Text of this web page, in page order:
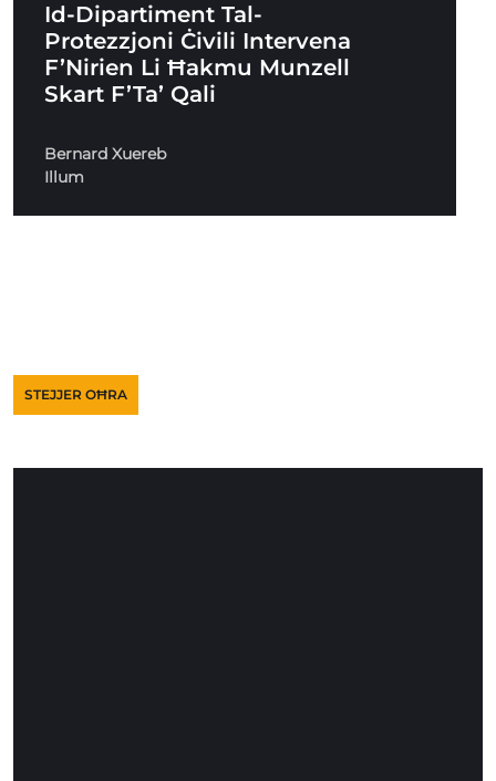
Id-Dipartiment Tal-
Protezzjoni Ċivili Intervena
F’Nirien Li Ħakmu Munzell
Skart F’Ta’ Qali
Bernard Xuereb
Illum
STEJJER OĦRA